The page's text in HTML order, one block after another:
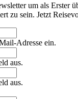
um als Erster
zu sein. Jetzt
Adresse ein.
aus.
aus.